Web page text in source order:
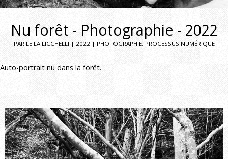
Nu forêt - Photographie - 2022
PAR LEILA LICCHELLI | 2022 | PHOTOGRAPHIE, PROCESSUS NUMÉRIQUE
Auto-portrait nu dans la forêt.